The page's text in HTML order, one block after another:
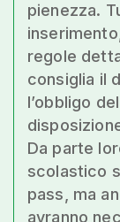
pienezza.
regole
consiglia il
l’obbligo
Da parte
scolastico
pass, ma
avranno